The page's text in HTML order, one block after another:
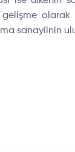
olarak
sanayiinin